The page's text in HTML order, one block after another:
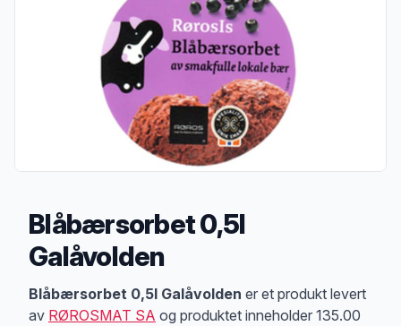
Blåbærsorbet 0,5l
Galåvolden
Produktbeskrivelse
Blåbærsorbet 0,5l Galåvolden er et produkt levert
av RØROSMAT SA og produktet inneholder 135.00